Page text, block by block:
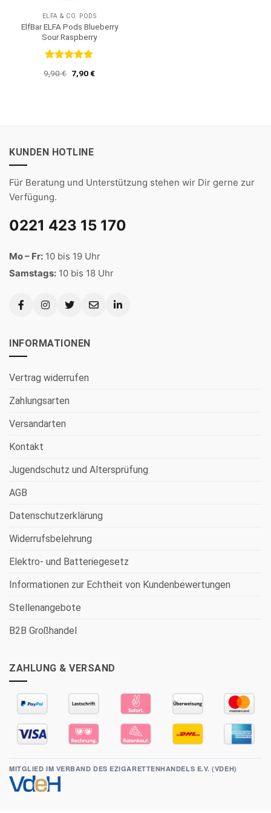
ELFA & CO. PODS
ElfBar ELFA Pods Blueberry
Sour Raspberry
mit 5 von
9,90€ Ursprünglicher
Preis
7,90€Aktueller
KUNDEN HOTLINE
Für Beratung und Unterstützung stehen wir Dir gerne zur
Verfügung.
0221 423 15 170
Mo – Fr: 10 bis 19 Uhr
Samstags: 10 bis 18 Uhr
INFORMATIONEN
Vertrag widerrufen
Zahlungsarten
Versandarten
Kontakt
Jugendschutz und Altersprüfung
AGB
Datenschutzerklärung
Widerrufsbelehrung
Elektro- und Batteriegesetz
Informationen zur Echtheit von Kundenbewertungen
Stellenangebote
B2B Großhandel
ZAHLUNG & VERSAND
MITGLIED IM VERBAND DES EZIGARETTENHANDELS E.V. (VDEH)